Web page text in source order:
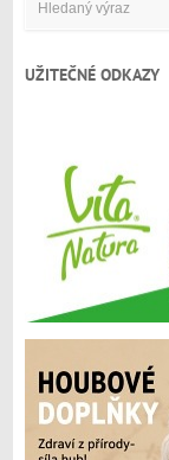
UŽITEČNÉ ODKAZY